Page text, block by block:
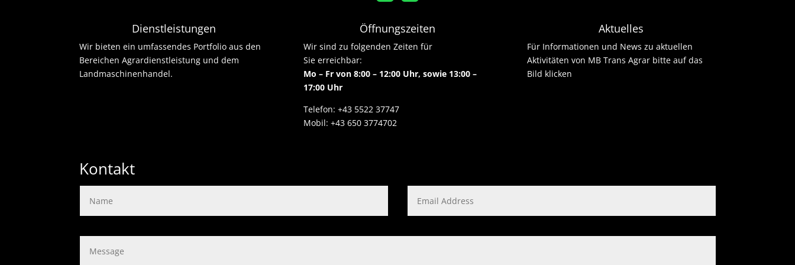
Dienstleistungen
Wir bieten ein umfassendes Portfolio aus den
Bereichen Agrardienstleistung und dem
Landmaschinenhandel.
Öffnungszeiten
Wir sind zu folgenden Zeiten für
Sie erreichbar:
Mo – Fr von 8:00 – 12:00 Uhr, sowie 13:00 –
17:00 Uhr
Telefon: +43 5522 37747
Mobil: +43 650 3774702
Aktuelles
Für Informationen und News zu aktuellen
Aktivitäten von MB Trans Agrar bitte auf das
Bild klicken
Kontakt